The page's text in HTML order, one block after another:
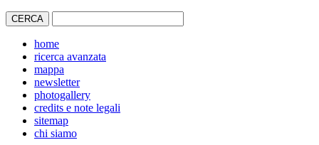
home
ricerca avanzata
mappa
newsletter
photogallery
credits e note legali
sitemap
chi siamo